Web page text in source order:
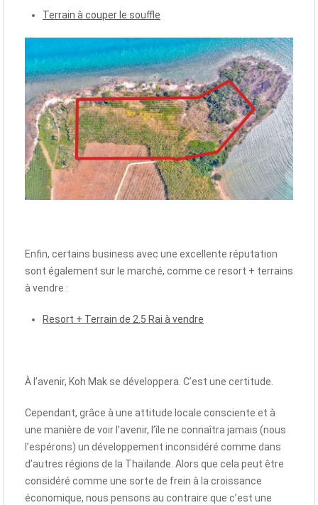
Terrain à couper le souffle
Enfin, certains business avec une excellente réputation
sont également sur le marché, comme ce resort + terrains
à vendre :
Resort + Terrain de 2.5 Rai à vendre
À l’avenir, Koh Mak se développera. C’est une certitude.
Cependant, grâce à une attitude locale consciente et à
une manière de voir l’avenir, l’île ne connaîtra jamais (nous
l’espérons) un développement inconsidéré comme dans
d’autres régions de la Thaïlande. Alors que cela peut être
considéré comme une sorte de frein à la croissance
économique, nous pensons au contraire que c’est une